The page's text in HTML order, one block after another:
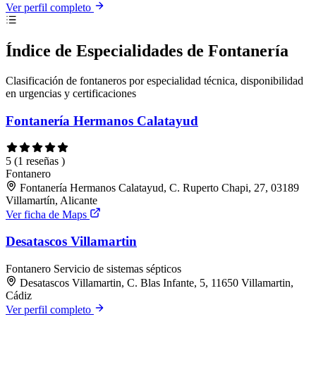
Ver perfil completo
Índice de Especialidades de Fontanería
Clasificación de fontaneros por especialidad técnica, disponibilidad
en urgencias y certificaciones
Fontanería Hermanos Calatayud
5 (1 reseñas )
Fontanero
Fontanería Hermanos Calatayud, C. Ruperto Chapi, 27, 03189
Villamartín, Alicante
Ver ficha de Maps
Desatascos Villamartin
Fontanero Servicio de sistemas sépticos
Desatascos Villamartin, C. Blas Infante, 5, 11650 Villamartin,
Cádiz
Ver perfil completo